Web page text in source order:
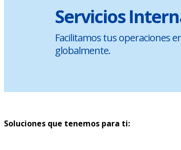
Servicios
Facilitamos tus operaciones
globalmente.
Soluciones que tenemos para ti: